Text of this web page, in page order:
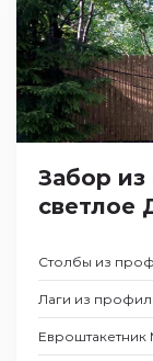
Забор
светлое
Столбы из
Лаги из